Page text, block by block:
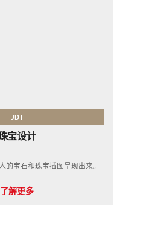
JDT
宝设计
的宝石和珠宝插图呈现出来。
了解更多